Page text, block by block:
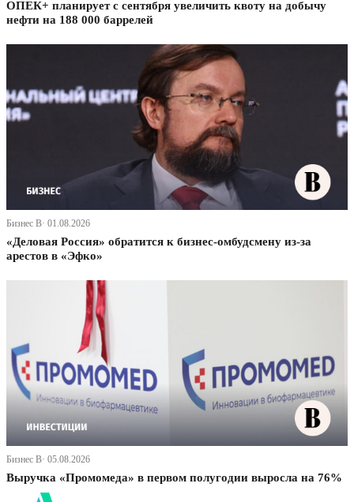
ОПЕК+ планирует с сентября увеличить квоту на добычу
нефти на 188 000 баррелей
Бизнес В· 01.08.2026
«Деловая Россия» обратится к бизнес-омбудсмену из-за
арестов в «Эфко»
Бизнес В· 05.08.2026
Выручка «Промомеда» в первом полугодии выросла на 76%